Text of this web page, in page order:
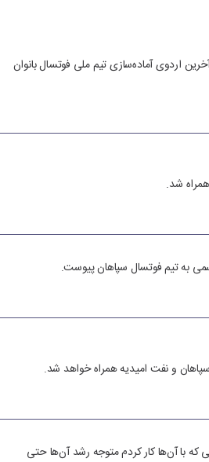
اردوی آماده‌سازی تیم ملی فوتسال بانوان
شد.
به تیم فوتسال سپاهان پیوست.
و نفت امیدیه همراه خواهد شد.
که با آن‌ها کار کردم متوجه رشد آن‌ها حتی